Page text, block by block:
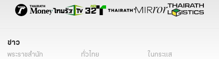
ข่าว
พระราชสำนัก ทั่วไทย
ในกระแส